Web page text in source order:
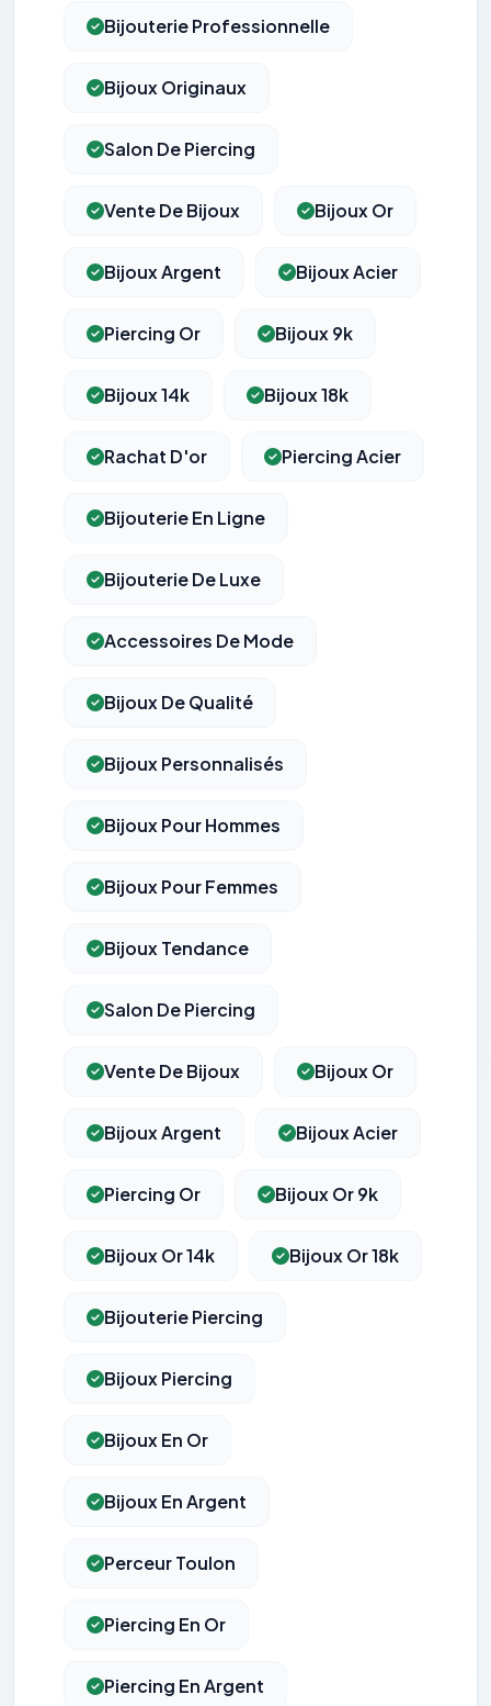
Bijouterie Professionnelle
Bijoux Originaux
Salon De Piercing
Vente De Bijoux Bijoux Or
Bijoux Argent Bijoux Acier
Piercing Or Bijoux 9k
Bijoux 14k Bijoux 18k
Rachat D'or Piercing Acier
Bijouterie En Ligne
Bijouterie De Luxe
Accessoires De Mode
Bijoux De Qualité
Bijoux Personnalisés
Bijoux Pour Hommes
Bijoux Pour Femmes
Bijoux Tendance
Salon De Piercing
Vente De Bijoux Bijoux Or
Bijoux Argent Bijoux Acier
Piercing Or Bijoux Or 9k
Bijoux Or 14k Bijoux Or 18k
Bijouterie Piercing
Bijoux Piercing
Bijoux En Or
Bijoux En Argent
Perceur Toulon
Piercing En Or
Piercing En Argent